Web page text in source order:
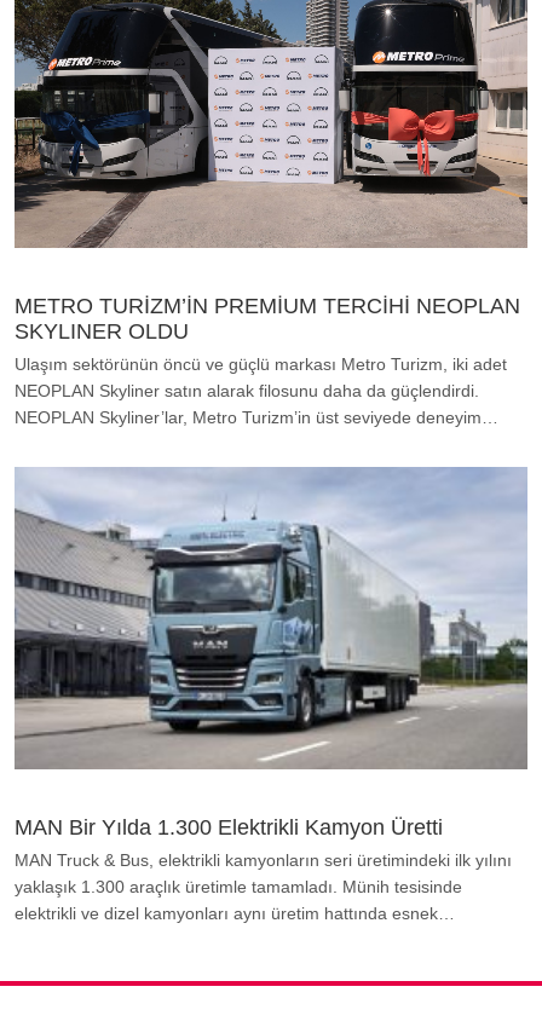
METRO TURİZM’İN PREMİUM TERCİHİ NEOPLAN
SKYLINER OLDU
Ulaşım sektörünün öncü ve güçlü markası Metro Turizm, iki adet
NEOPLAN Skyliner satın alarak filosunu daha da güçlendirdi.
NEOPLAN Skyliner’lar, Metro Turizm’in üst seviyede deneyim…
MAN Bir Yılda 1.300 Elektrikli Kamyon Üretti
MAN Truck & Bus, elektrikli kamyonların seri üretimindeki ilk yılını
yaklaşık 1.300 araçlık üretimle tamamladı. Münih tesisinde
elektrikli ve dizel kamyonları aynı üretim hattında esnek…